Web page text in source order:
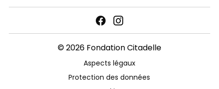
© 2026 Fondation Citadelle
Aspects légaux
Protection des données